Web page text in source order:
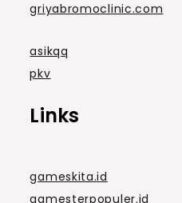
griyabromoclinic.com
asikqq
pkv
Links
gameskita.id
gamesterpopuler.id